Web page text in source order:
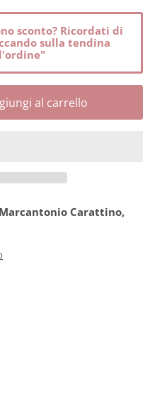
sconto? Ricordati di
sulla tendina
al carrello
Carattino,